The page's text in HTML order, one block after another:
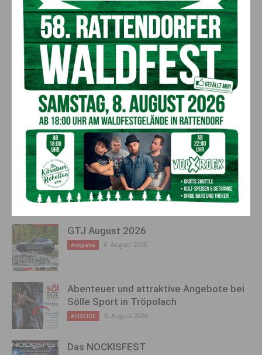
erkennen und aufbrechen:Wie erkennt man
Geschlechterstereotype in alltäglichen Situationenundwelche
Gegenstrategien gibt es?
Die Teilnahme ist kostenlos, Anmeldung erforderlich
ktn.ak.at/ gesellschaft_gestalten
Vorheriger Artikel
Büromöbel am Nassfeld zu
verkaufen – praktische
Ausstattung für Ihr Büro
Nächster Artikel
Einladung zum Lauf & Walking
Erlebnis in Dellach im Gailtal
AKTUELLES
GTJ August 2026
Ausgabe 6. August 2026
Abenteuer und attraktive Angebote bei
Sölle Sport in Tröpolach
ANZEIGE 6. August 2026
Das NOCKISFEST